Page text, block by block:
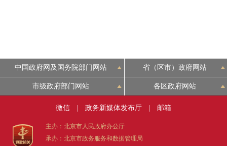
中国政府网及国务院部门网站 省（区市）政府网站
市级政府部门网站 各区政府网站
微信 政务新媒体发布厅 邮箱
主办：北京市人民政府办公厅
承办：北京市政务服务和数据管理局